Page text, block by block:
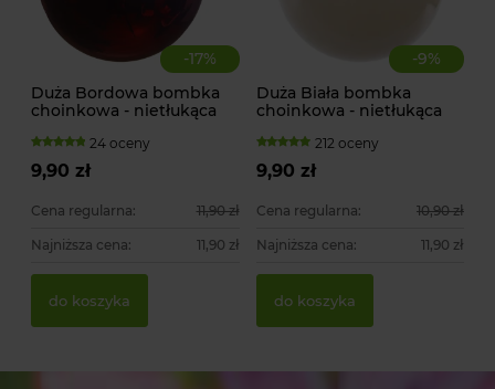
-17%
Duża Bordowa bombka
choinkowa - nietłukąca
24 oceny
9,90 zł
Cena regularna: 11,90 zł
Najniższa cena: 11,90 zł
do koszyka
-9%
Duża Biała bombka
choinkowa - nietłukąca
212 oceny
9,90 zł
Cena regularna: 10,90 zł
Najniższa cena: 11,90 zł
do koszyka